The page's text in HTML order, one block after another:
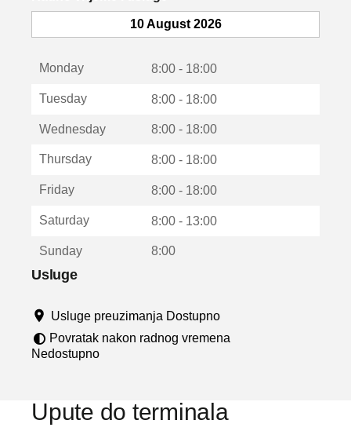
o
u
u
10 August 2026
Monday 8:00 - 18:00
Tuesday 8:00 - 18:00
Wednesday 8:00 - 18:00
Thursday 8:00 - 18:00
Friday 8:00 - 18:00
Saturday 8:00 - 13:00
Sunday 8:00
Usluge
Usluge preuzimanja Dostupno
Povratak nakon radnog vremena
Nedostupno
Upute do terminala